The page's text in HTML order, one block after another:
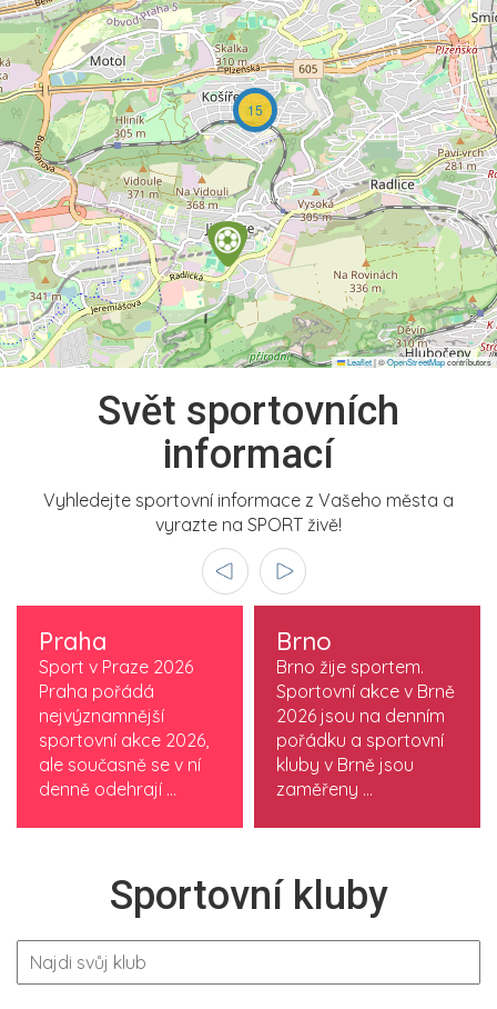
15
Leaflet|©OpenStreetMapcontributors
Svět sportovních
informací
Vyhledejte sportovní informace z Vašeho města a
vyrazte na SPORT živě!
Praha
Sport v Praze 2026
Praha pořádá
nejvýznamnější
sportovní akce 2026,
ale současně se v ní
denně odehrají ...
Brno
Brno žije sportem.
Sportovní akce v Brně
2026 jsou na denním
pořádku a sportovní
kluby v Brně jsou
zaměřeny ...
Sportovní kluby